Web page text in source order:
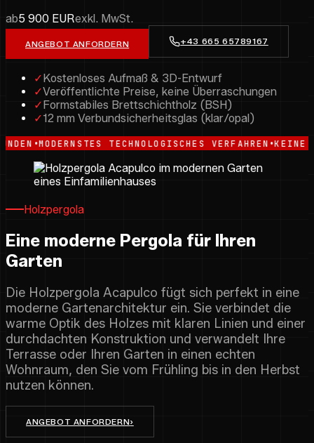
ab5 900 EURexkl. MwSt.
ANGEBOT ANFORDERN +43 665 65789167
✓Kostenloses Aufmaß & 3D-Entwurf
✓Veröffentlichte Preise, keine Überraschungen
✓Formstabiles Brettschichtholz (BSH)
✓12 mm Verbundsicherheitsglas (klar/opal)
TECHNOLOGISCHES VERFAHREN•KEINE
Holzpergola
Eine moderne Pergola für Ihren
Garten
Die Holzpergola Acapulco fügt sich perfekt in eine
moderne Gartenarchitektur ein. Sie verbindet die
warme Optik des Holzes mit klaren Linien und einer
durchdachten Konstruktion und verwandelt Ihre
Terrasse oder Ihren Garten in einen echten
Wohnraum, den Sie vom Frühling bis in den Herbst
nutzen können.
ANGEBOT ANFORDERN›